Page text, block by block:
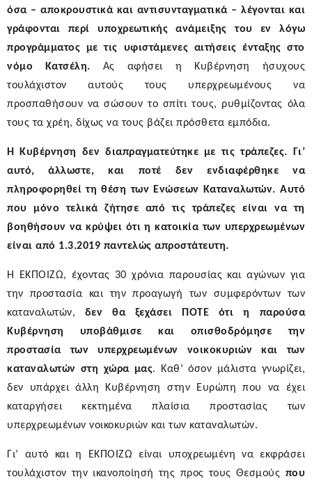
όσα – αποκρουστικά και αντισυνταγματικά – λέγονται και
γράφονται περί υποχρεωτικής ανάμειξης του εν λόγω
προγράμματος με τις υφιστάμενες αιτήσεις ένταξης στο
νόμο Κατσέλη. Ας αφήσει η Κυβέρνηση ήσυχους
τουλάχιστον αυτούς τους υπερχρεωμένους να
προσπαθήσουν να σώσουν το σπίτι τους, ρυθμίζοντας όλα
τους τα χρέη, δίχως να τους βάζει πρόσθετα εμπόδια.
Η Κυβέρνηση δεν διαπραγματεύτηκε με τις τράπεζες. Γι’
αυτό, άλλωστε, και ποτέ δεν ενδιαφέρθηκε να
πληροφορηθεί τη θέση των Ενώσεων Καταναλωτών. Αυτό
που μόνο τελικά ζήτησε από τις τράπεζες είναι να τη
βοηθήσουν να κρύψει ότι η κατοικία των υπερχρεωμένων
είναι από 1.3.2019 παντελώς απροστάτευτη.
Η ΕΚΠΟΙΖΩ, έχοντας 30 χρόνια παρουσίας και αγώνων για
την προστασία και την προαγωγή των συμφερόντων των
καταναλωτών,
δεν θα ξεχάσει ΠΟΤΕ ότι η παρούσα
Κυβέρνηση υποβάθμισε και οπισθοδρόμησε την
προστασία των υπερχρεωμένων νοικοκυριών και των
καταναλωτών στη χώρα μας.
Καθ’ όσον μάλιστα γνωρίζει,
δεν υπάρχει άλλη Κυβέρνηση στην Ευρώπη που να έχει
καταργήσει κεκτημένα πλαίσια προστασίας των
υπερχρεωμένων νοικοκυριών και των καταναλωτών.
Γι’ αυτό και η ΕΚΠΟΙΖΩ είναι υποχρεωμένη να εκφράσει
τουλάχιστον την ικανοποίησή της προς τους Θεσμούς που